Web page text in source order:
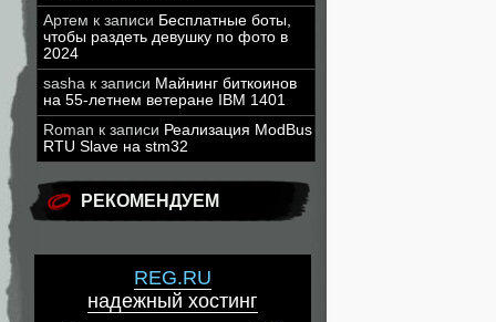
Артем к записи Бесплатные боты,
чтобы раздеть девушку по фото в
2024
sasha к записи Майнинг биткоинов
на 55-летнем ветеране IBM 1401
Roman к записи Реализация ModBus
RTU Slave на stm32
РЕКОМЕНДУЕМ
REG.RU
надежный хостинг